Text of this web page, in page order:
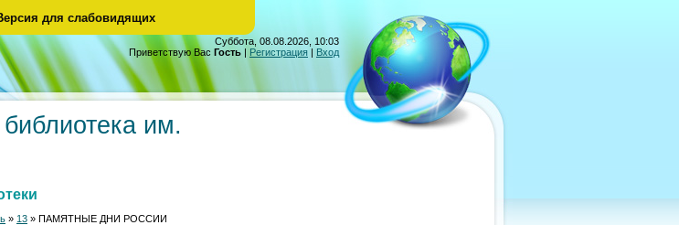
для слабовидящих
Суббота, 08.08.2026, 10:03
Приветствую Вас Гость | Регистрация | Вход
им.
» 13 » ПАМЯТНЫЕ ДНИ РОССИИ